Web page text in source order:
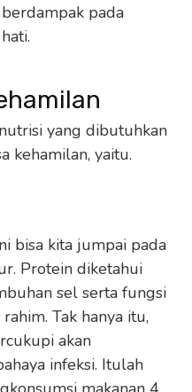
pada
yang dibutuhkan
kehamilan, yaitu.
bisa kita jumpai pada
Protein diketahui
sel serta fungsi
Tak hanya itu,
akan
infeksi. Itulah